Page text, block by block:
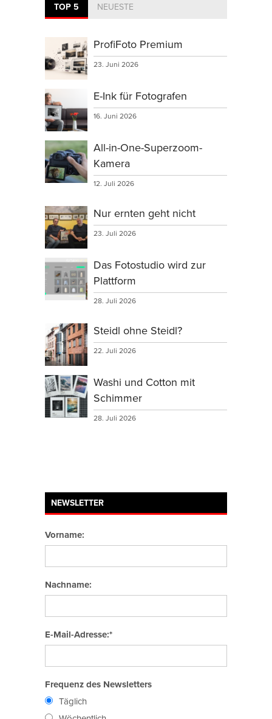
TOP 5 NEUESTE
ProfiFoto Premium
23. Juni 2026
E-Ink für Fotografen
16. Juni 2026
All-in-One-Superzoom-
Kamera
12. Juli 2026
Nur ernten geht nicht
23. Juli 2026
Das Fotostudio wird zur
Plattform
28. Juli 2026
Steidl ohne Steidl?
22. Juli 2026
Washi und Cotton mit
Schimmer
28. Juli 2026
NEWSLETTER
Vorname:
Nachname:
E-Mail-Adresse:*
Frequenz des Newsletters
Täglich